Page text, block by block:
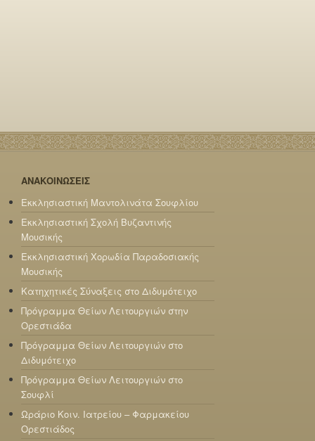
ΑΝΑΚΟΙΝΩΣΕΙΣ
Εκκλησιαστική Μαντολινάτα Σουφλίου
Εκκλησιαστική Σχολή Βυζαντινής
Μουσικής
Εκκλησιαστική Χορωδία Παραδοσιακής
Μουσικής
Κατηχητικές Σύναξεις στο Διδυμότειχο
Πρόγραμμα Θείων Λειτουργιών στην
Ορεστιάδα
Πρόγραμμα Θείων Λειτουργιών στο
Διδυμότειχο
Πρόγραμμα Θείων Λειτουργιών στο
Σουφλί
Ωράριο Κοιν. Ιατρείου – Φαρμακείου
Ορεστιάδος